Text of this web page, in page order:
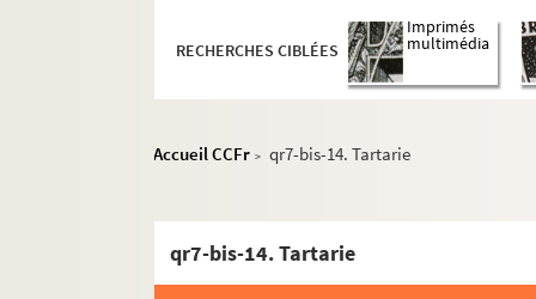
RECHERCHES CIBLÉES
Imprimés
multimédia
Accueil CCFr > qr7-bis-14. Tartarie
qr7-bis-14. Tartarie
qr1. Collections bibliographiques -
qr2. Eléments biographiques de personnages